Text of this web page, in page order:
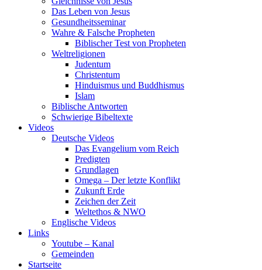
Das Leben von Jesus
Gesundheitsseminar
Wahre & Falsche Propheten
Biblischer Test von Propheten
Weltreligionen
Judentum
Christentum
Hinduismus und Buddhismus
Islam
Biblische Antworten
Schwierige Bibeltexte
Videos
Deutsche Videos
Das Evangelium vom Reich
Predigten
Grundlagen
Omega – Der letzte Konflikt
Zukunft Erde
Zeichen der Zeit
Weltethos & NWO
Englische Videos
Links
Youtube – Kanal
Gemeinden
Startseite